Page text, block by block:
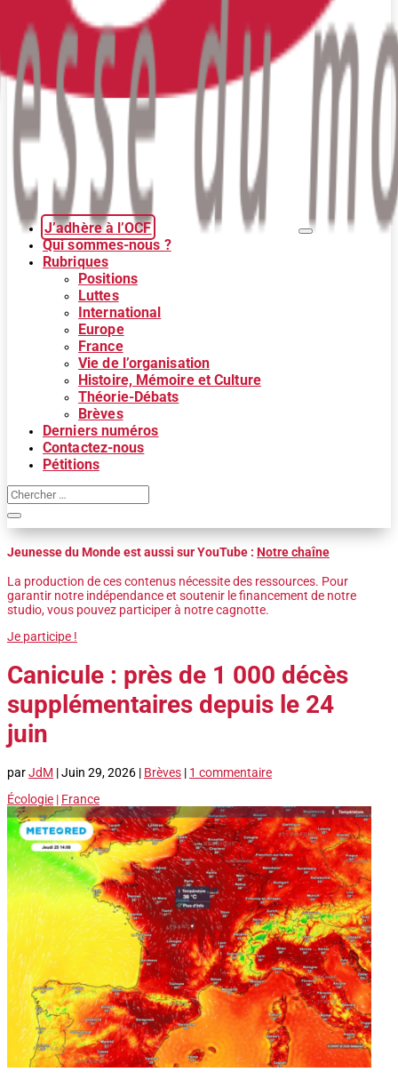
J’adhère à l’OCF
Qui sommes-nous ?
Rubriques
Positions
Luttes
International
Europe
France
Vie de l’organisation
Histoire, Mémoire et Culture
Théorie-Débats
Brèves
Derniers numéros
Contactez-nous
Pétitions
Jeunesse du Monde est aussi sur YouTube : Notre chaîne
La production de ces contenus nécessite des ressources. Pour
garantir notre indépendance et soutenir le financement de notre
studio, vous pouvez participer à notre cagnotte.
Je participe !
Canicule : près de 1 000 décès
supplémentaires depuis le 24
juin
parJdM |Juin 29, 2026 | Brèves | 1 commentaire
Écologie | France